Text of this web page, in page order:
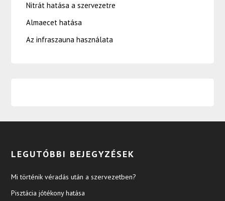
Nitrát hatása a szervezetre
Almaecet hatása
Az infraszauna használata
LEGUTÓBBI BEJEGYZÉSEK
Mi történik véradás után a szervezetben?
Pisztácia jótékony hatása